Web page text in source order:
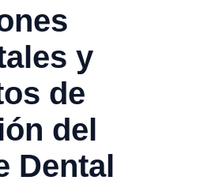
y
de
del
Dental